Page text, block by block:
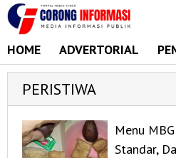
Lewati
ke
konten
HOME ADVERTORIAL
PERISTIWA
Menu
Standar,